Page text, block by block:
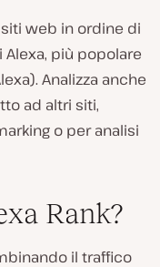
web in ordine di
Alexa, più popolare
Analizza anche
ad altri siti,
o per analisi
Rank?
il traffico